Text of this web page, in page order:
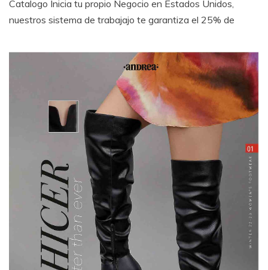
Catalogo Inicia tu propio Negocio en Estados Unidos,
nuestros sistema de trabajajo te garantiza el 25% de